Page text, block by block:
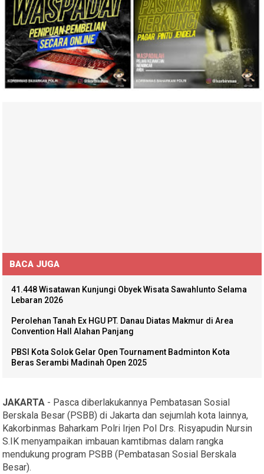
BACA JUGA
41.448 Wisatawan Kunjungi Obyek Wisata Sawahlunto Selama
Lebaran 2026
Perolehan Tanah Ex HGU PT. Danau Diatas Makmur di Area
Convention Hall Alahan Panjang
PBSI Kota Solok Gelar Open Tournament Badminton Kota
Beras Serambi Madinah Open 2025
JAKARTA - Pasca diberlakukannya Pembatasan Sosial
Berskala Besar (PSBB) di Jakarta dan sejumlah kota lainnya,
Kakorbinmas Baharkam Polri Irjen Pol Drs. Risyapudin Nursin
S.IK menyampaikan imbauan kamtibmas dalam rangka
mendukung program PSBB (Pembatasan Sosial Berskala
Besar).